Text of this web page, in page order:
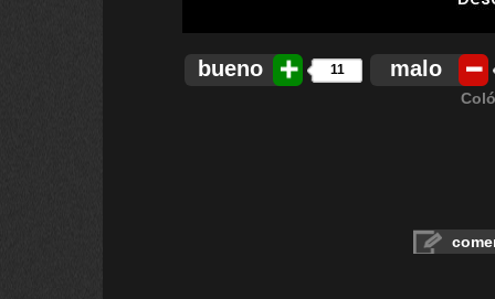
bueno 11 malo